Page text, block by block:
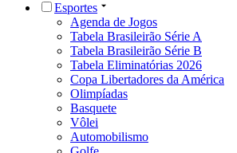
Esportes
Agenda de Jogos
Tabela Brasileirão Série A
Tabela Brasileirão Série B
Tabela Eliminatórias 2026
Copa Libertadores da América
Olimpíadas
Basquete
Vôlei
Automobilismo